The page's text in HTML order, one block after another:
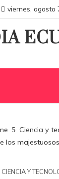
viernes, agosto
Ciencia y
los
CIENCIA Y